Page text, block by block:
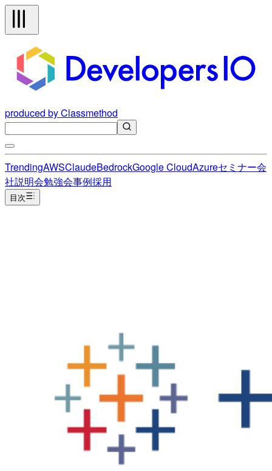
produced by Classmethod
TrendingAWSClaudeBedrockGoogle CloudAzureセミナー会
社説明会勉強会事例採用
目次